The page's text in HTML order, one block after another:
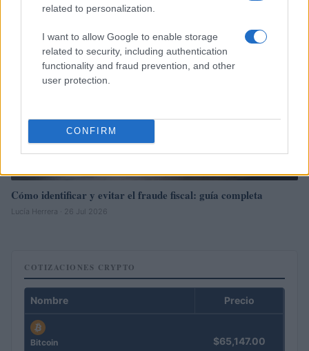
related to personalization.
I want to allow Google to enable storage
related to security, including authentication
functionality and fraud prevention, and other
user protection.
CONFIRM
Cómo identificar y evitar el fraude fiscal: guía completa
Lucía Herrera · 26 Jul 2026
COTIZACIONES CRYPTO
Nombre Precio
Bitcoin $65,147.00